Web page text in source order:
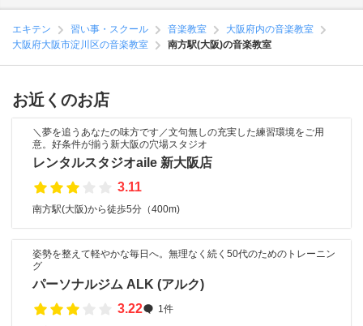
エキテン 習い事・スクール 音楽教室
大阪府内の音楽教室
大阪府大阪市淀川区の音楽教室
南方駅(大阪)の音楽教室
お近くのお店
＼夢を追うあなたの味方です／文句無しの充実した練習環境をご用
意。好条件が揃う新大阪の穴場スタジオ
レンタルスタジオaile 新大阪店
3.11
南方駅(大阪)から徒歩5分（400m)
姿勢を整えて軽やかな毎日へ。無理なく続く50代のためのトレーニン
グ
パーソナルジム ALK (アルク)
3.22
1件